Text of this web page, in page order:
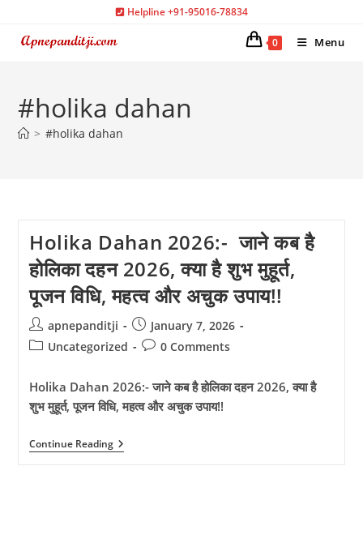
content
Helpline +91-95016-78834
0 Menu
#holika dahan
> #holika dahan
Holika Dahan 2026:- जाने कब है
होलिका दहन 2026, क्या है शुभ मुहूर्त,
पूजन विधि, महत्व और अचुक उपाय!!
Post
author:
apnepanditji
Post
published:
January 7, 2026
PostUncategorized
Post0 Comments
Holika Dahan 2026:- जाने कब है होलिका दहन 2026, क्या है
शुभ मुहूर्त, पूजन विधि, महत्व और अचुक उपाय!!
Continue ReadingHolika
Dahan